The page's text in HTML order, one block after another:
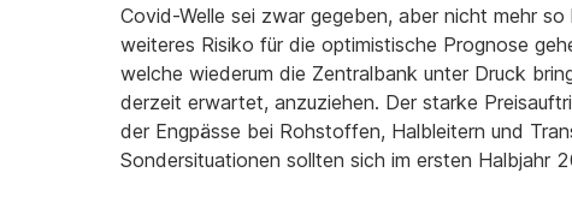
Covid-Welle sei zwar gegeben, aber nicht mehr
weiteres Risiko für die optimistische Prognose
welche wiederum die Zentralbank unter Druck
derzeit erwartet, anzuziehen. Der starke
der Engpässe bei Rohstoffen, Halbleitern und
Sondersituationen sollten sich im ersten Halbjahr